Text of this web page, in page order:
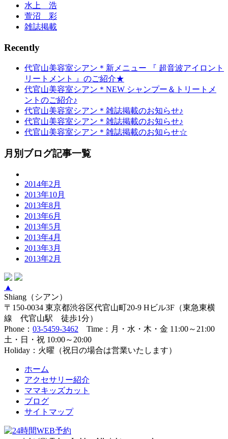
水上 浩
萱沼 彩
雑誌掲載
Recently
代官山美容室シアン＊新メニュー 『 超音波アイロント
リートメント 』のご紹介★
代官山美容室シアン＊NEW シャンプー＆トリートメ
ントのご紹介♪
代官山美容室シアン＊雑誌掲載のお知らせ♪
代官山美容室シアン＊雑誌掲載のお知らせ♪
代官山美容室シアン＊雑誌掲載のお知らせ☆
月別ブログ記事一覧
2014年2月
2013年10月
2013年8月
2013年6月
2013年5月
2013年4月
2013年3月
2013年2月
▲
Shiang（シアン）
〒150-0034 東京都渋谷区代官山町20-9 Hビル3F（東急東横
線 代官山駅 徒歩1分）
Phone： 03-5459-3462 Time：月・水・木・金 11:00～21:00
土・日・祝 10:00～20:00
Holiday：火曜（祝日の場合は営業いたします）
ホーム
アクセサリー紹介
ママキッズカット
ブログ
サイトマップ